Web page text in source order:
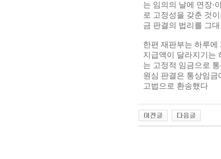
는 임의의 날에 연장·
로 고정성을 갖춘 것
금 판결의 법리를 그
한편 재판부는 하루에
지급액이 달라지기는
는 고정적 임금으로
원심 판결은 통상임
고법으로 환송했다